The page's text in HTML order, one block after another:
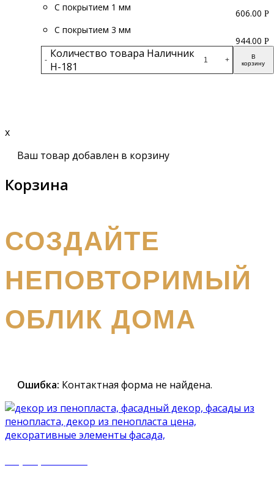
С покрытием 1 мм
С покрытием 3 мм
- Количество товара Наличник
Н-181
+
В
корзину
606.00 Р
944.00 Р
x
Ваш товар добавлен в корзину
Корзина
СОЗДАЙТЕ
НЕПОВТОРИМЫЙ
ОБЛИК ДОМА
Ошибка: Контактная форма не найдена.